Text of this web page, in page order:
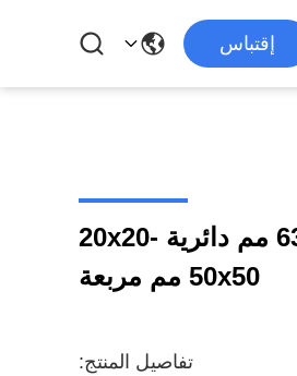
إقتباس
آلة HG63x4 HF لطحن الأنابيب 25-63.5 مم دائرية 20x20-
50x50 مم مربعة
تفاصيل المنتج: